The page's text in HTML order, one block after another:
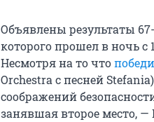
Объявлены результаты
которого прошел в ночь с
Несмотря на то что
Orchestra с песней
соображений
занявшая второе место,